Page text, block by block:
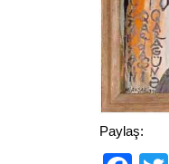
Paylaş: